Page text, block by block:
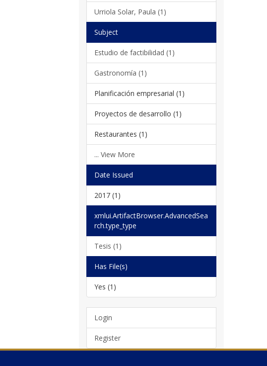
Urriola Solar, Paula (1)
Subject
Estudio de factibilidad (1)
Gastronomía (1)
Planificación empresarial (1)
Proyectos de desarrollo (1)
Restaurantes (1)
... View More
Date Issued
2017 (1)
xmlui.ArtifactBrowser.AdvancedSea
rch.type_type
Tesis (1)
Has File(s)
Yes (1)
Login
Register